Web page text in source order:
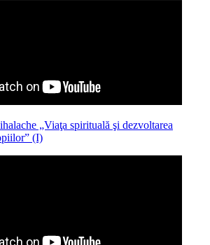
„Viaţa spirituală şi dezvoltarea
(I)